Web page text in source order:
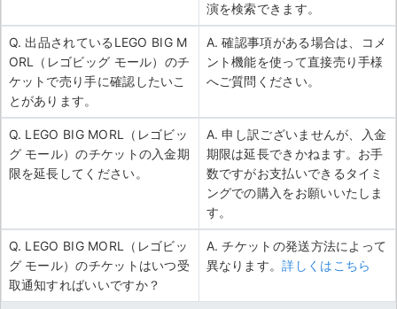
演を検索できます。
Q. 出品されているLEGO BIG M
ORL（レゴビッグ モール）のチ
ケットで売り手に確認したいこ
とがあります。
A. 確認事項がある場合は、コメ
ント機能を使って直接売り手様
へご質問ください。
Q. LEGO BIG MORL（レゴビッ
グ モール）のチケットの入金期
限を延長してください。
A. 申し訳ございませんが、入金
期限は延長できかねます。お手
数ですがお支払いできるタイミ
ングでの購入をお願いいたしま
す。
Q. LEGO BIG MORL（レゴビッ
グ モール）のチケットはいつ受
取通知すればいいですか？
A. チケットの発送方法によって
異なります。詳しくはこちら